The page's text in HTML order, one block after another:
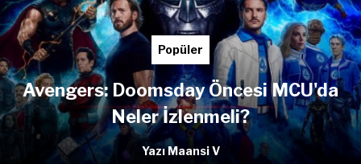
Popüler
Avengers: Doomsday Öncesi MCU'da
Neler İzlenmeli?
Yazı Maansi V